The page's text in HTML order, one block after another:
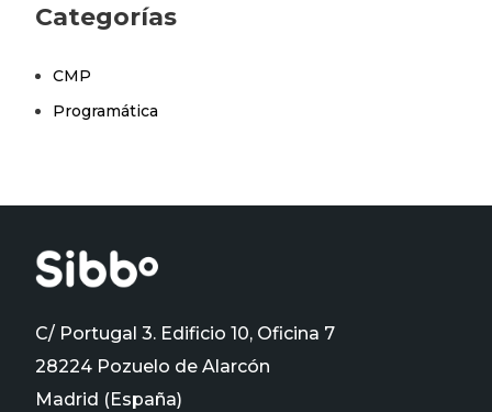
Categorías
CMP
Programática
C/ Portugal 3. Edificio 10, Oficina 7
28224 Pozuelo de Alarcón
Madrid (España)